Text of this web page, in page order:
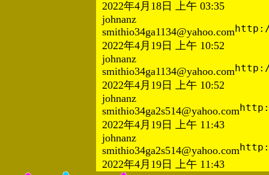
2022年4月18日 上午 03:35
johnanz
smithio34ga1134@yahoo.com
2022年4月19日 上午 10:52
johnanz
smithio34ga1134@yahoo.com
2022年4月19日 上午 10:52
johnanz
smithio34ga2s514@yahoo.com
2022年4月19日 上午 11:43
johnanz
smithio34ga2s514@yahoo.com
2022年4月19日 上午 11:43